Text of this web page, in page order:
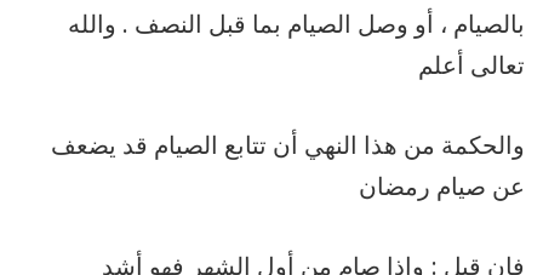
بالصيام ، أو وصل الصيام بما قبل النصف . والله
تعالى أعلم
والحكمة من هذا النهي أن تتابع الصيام قد يضعف
عن صيام رمضان
فإن قيل : وإذا صام من أول الشهر فهو أشد